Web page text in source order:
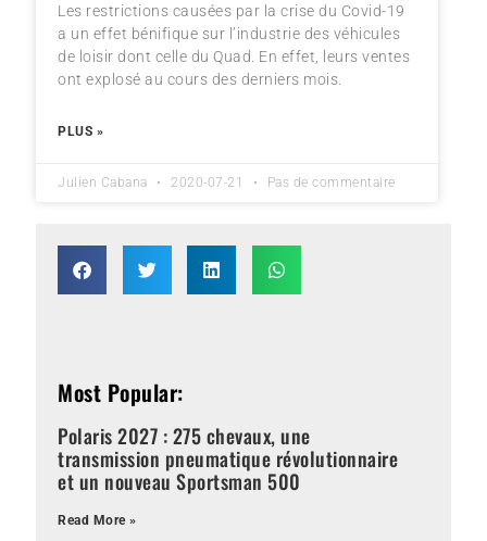
Les restrictions causées par la crise du Covid-19
a un effet bénifique sur l’industrie des véhicules
de loisir dont celle du Quad. En effet, leurs ventes
ont explosé au cours des derniers mois.
PLUS »
Julien Cabana 2020-07-21 Pas de commentaire
Most Popular:
Polaris 2027 : 275 chevaux, une
transmission pneumatique révolutionnaire
et un nouveau Sportsman 500
Read More »